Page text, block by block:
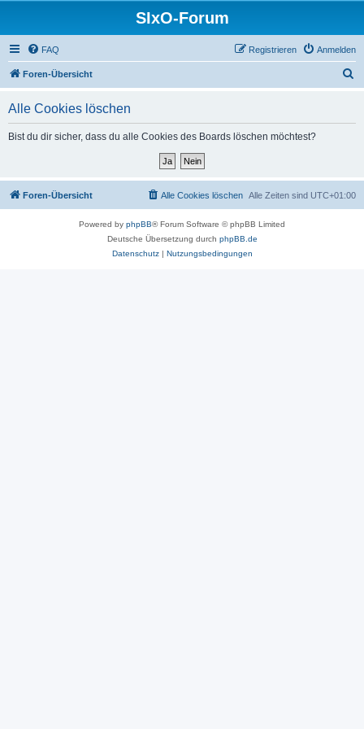
SIxO-Forum
FAQ Anmelden
Registrieren
Foren-Übersicht
Alle Cookies löschen
Bist du dir sicher, dass du alle Cookies des Boards löschen möchtest?
Foren-Übersicht Alle Zeiten sind UTC+01:00
Alle Cookies löschen
Powered by phpBB® Forum Software © phpBB Limited
Deutsche Übersetzung durch phpBB.de
Datenschutz| Nutzungsbedingungen